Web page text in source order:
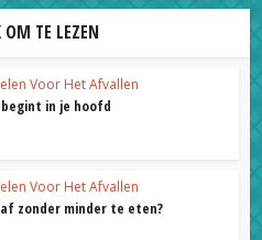
OM TE LEZEN
Voor Het Afvallen
in je hoofd
Voor Het Afvallen
zonder minder te eten?